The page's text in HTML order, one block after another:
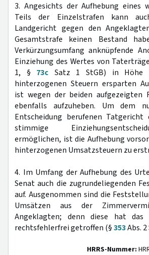
3. Angesichts der Aufhebung eines
Teils der Einzelstrafen kann
Landgericht gegen den
Gesamtstrafe keinen Bestand
Verkürzungsumfang anknüpfende
Einziehung des Wertes von
1, § 73c Satz 1 StGB) in Höhe
hinterzogenen Steuern ersparten
ist wegen der beiden aufgezeigten
ebenfalls aufzuheben. Um dem
Entscheidung berufenen
stimmige
ermöglichen, ist die Aufhebung
hinterzogenen Umsatzsteuern zu
4. Im Umfang der Aufhebung des
Senat auch die zugrundeliegenden
auf. Ausgenommen sind die
Umsätzen aus der
Angeklagten; denn diese hat das
rechtsfehlerfrei getroffen (§353Abs.
HRRS-Nummer: